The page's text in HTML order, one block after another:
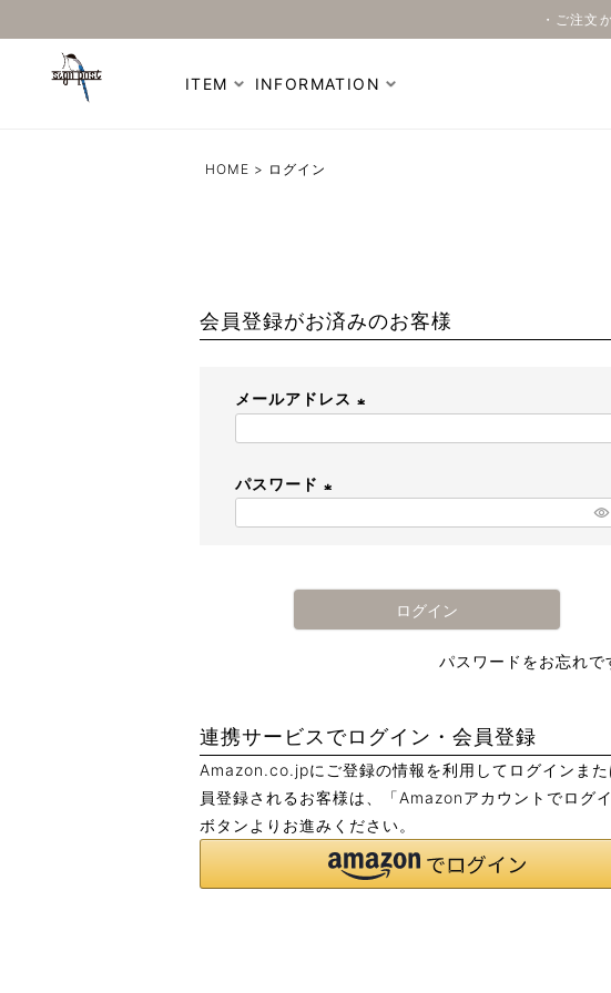
・ご注文
ITEM INFORMATION
HOME ログイン
会員登録がお済みのお客様
メールアドレス
パスワード
ログイン
パスワードをお忘れで
連携サービスでログイン・会員登録
Amazon.co.jpにご登録の情報を利用してログインまた
員登録されるお客様は、「Amazonアカウントでログイ
ボタンよりお進みください。